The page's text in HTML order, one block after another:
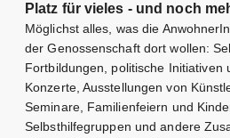
Platz für vieles - und noch
Möglichst alles, was die
der Genossenschaft dort wollen:
Fortbildungen, politische Initiativen
Konzerte, Ausstellungen von
Seminare, Familienfeiern und
Selbsthilfegruppen und andere